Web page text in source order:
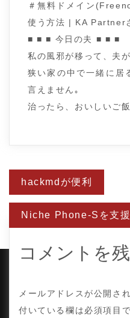
＃無料ドメイン
使う方法 | KA Partner
■ ■ ■ 今日の夫 ■ ■ ■
私の風邪が移って、夫
狭い家の中で一緒に居
言えません｡
治ったら、おいしいご
投
稿
ナ
ビ
ゲ
ー
ョ
ン
hackmdが便利
Niche Phone-Sを支
コメントを
メールアドレスが公開さ
付いている欄は必須項目